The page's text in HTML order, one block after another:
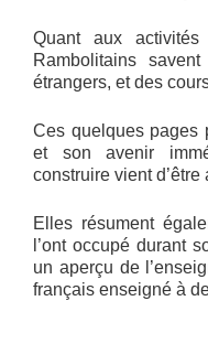
Quant aux
Rambolitains
étrangers, et des
Ces quelques pages
et son avenir
construire vient
Elles résument
l’ont occupé durant
un aperçu de
français enseigné à